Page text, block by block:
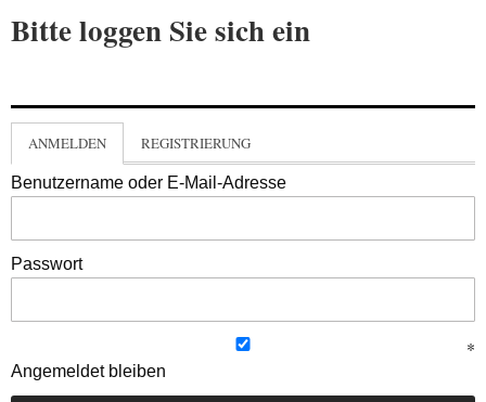
Bitte loggen Sie sich ein
ANMELDEN REGISTRIERUNG
Benutzername oder E-Mail-Adresse
Passwort
Angemeldet bleiben